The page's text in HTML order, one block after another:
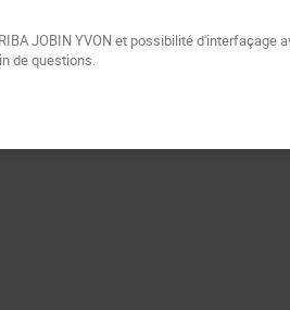
JOBIN YVON et possibilité d'interfaçage
de questions.